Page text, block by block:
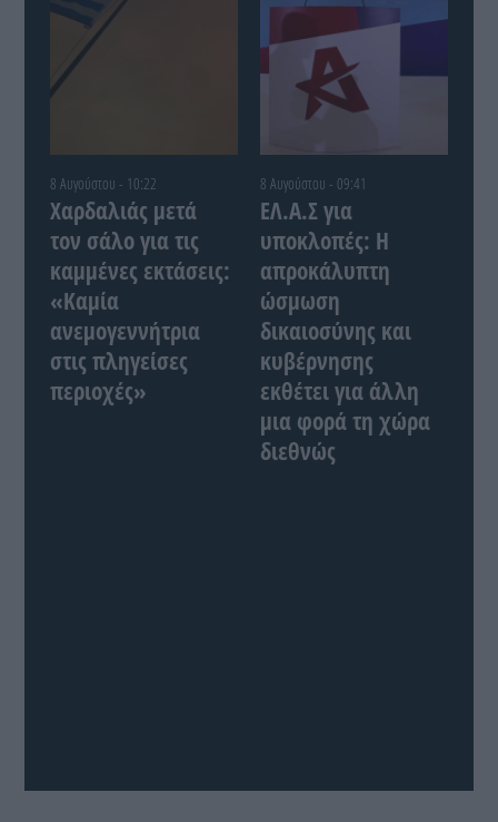
8 Αυγούστου - 10:22
Χαρδαλιάς μετά
τον σάλο για τις
καμμένες εκτάσεις:
«Καμία
ανεμογεννήτρια
στις πληγείσες
περιοχές»
8 Αυγούστου - 09:41
ΕΛ.Α.Σ για
υποκλοπές: Η
απροκάλυπτη
ώσμωση
δικαιοσύνης και
κυβέρνησης
εκθέτει για άλλη
μια φορά τη χώρα
διεθνώς